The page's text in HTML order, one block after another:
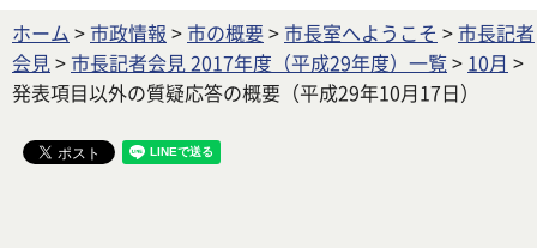
ホーム >市政情報 >市の概要>市長室へようこそ >市長記者
会見>市長記者会見 2017年度（平成29年度）一覧> 10月 >
発表項目以外の質疑応答の概要（平成29年10月17日）